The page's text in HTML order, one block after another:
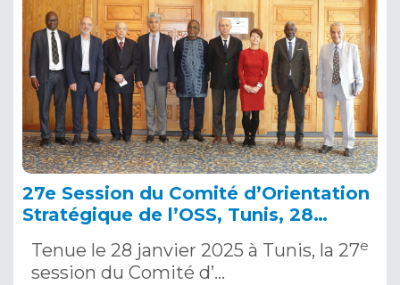
27e Session du Comité d’Orientation
Stratégique de l’OSS, Tunis, 28
Tenue le 28 janvier 2025 à Tunis, la 27e
session du Comité d’…